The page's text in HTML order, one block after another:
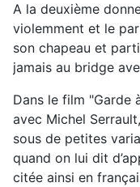
A la deuxième
violemment et le
son chapeau et
jamais au bridge
Dans le film "Garde
avec Michel
sous de petites
quand on lui dit
citée ainsi en